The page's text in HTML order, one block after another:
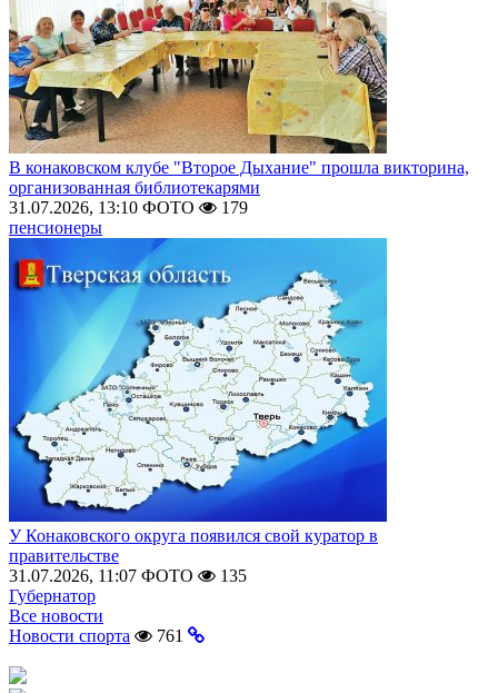
В конаковском клубе "Второе Дыхание" прошла викторина,
организованная библиотекарями
31.07.2026, 13:10 ФОТО
179
пенсионеры
У Конаковского округа появился свой куратор в
правительстве
31.07.2026, 11:07 ФОТО
135
Губернатор
Все новости
Новости спорта
761